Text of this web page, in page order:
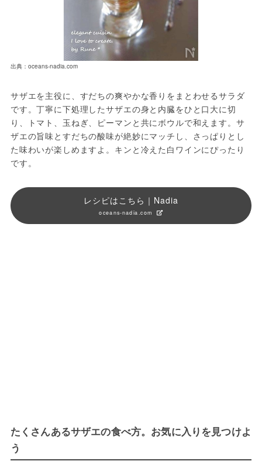
出典：oceans-nadia.com
サザエを主役に、すだちの爽やかな香りをまとわせるサラダ
です。丁寧に下処理したサザエの身と内臓をひと口大に切
り、トマト、玉ねぎ、ピーマンと共にボウルで和えます。サ
ザエの旨味とすだちの酸味が絶妙にマッチし、さっぱりとし
た味わいが楽しめますよ。キンと冷えた白ワインにぴったり
です。
レシピはこちら｜Nadia
oceans-nadia.com
たくさんあるサザエの食べ方。お気に入りを見つけよ
う